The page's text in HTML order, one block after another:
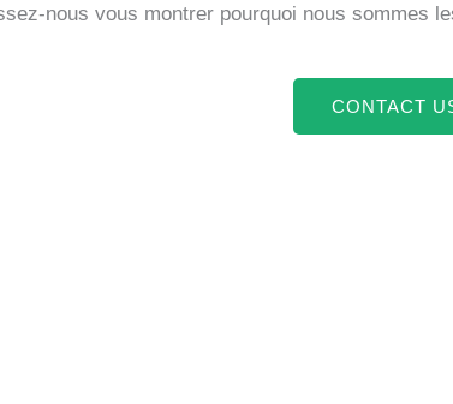
nous vous montrer pourquoi nous sommes
CONTACT